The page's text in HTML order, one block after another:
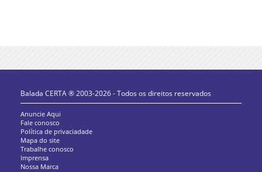
Balada CERTA ® 2003-2026 - Todos os direitos reservados
Anuncie Aqui
Fale conosco
Política de privaciadade
Mapa do site
Trabalhe conosco
Imprensa
Nossa Marca